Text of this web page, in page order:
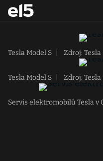
Tesla Model S Zdroj: Tesla
Tesla Model S Zdroj: Tesla
Servis elektromobilů Tesla v